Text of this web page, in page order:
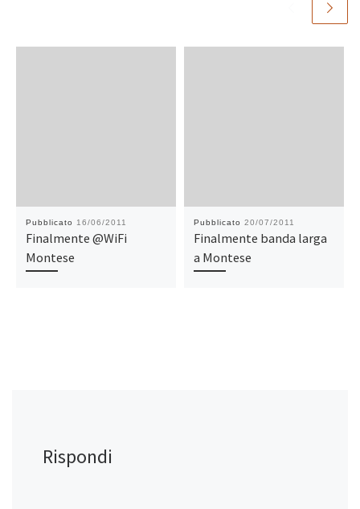
Pubblicato 16/06/2011
Finalmente @WiFi
Montese
Pubblicato 20/07/2011
Finalmente banda larga
a Montese
Rispondi